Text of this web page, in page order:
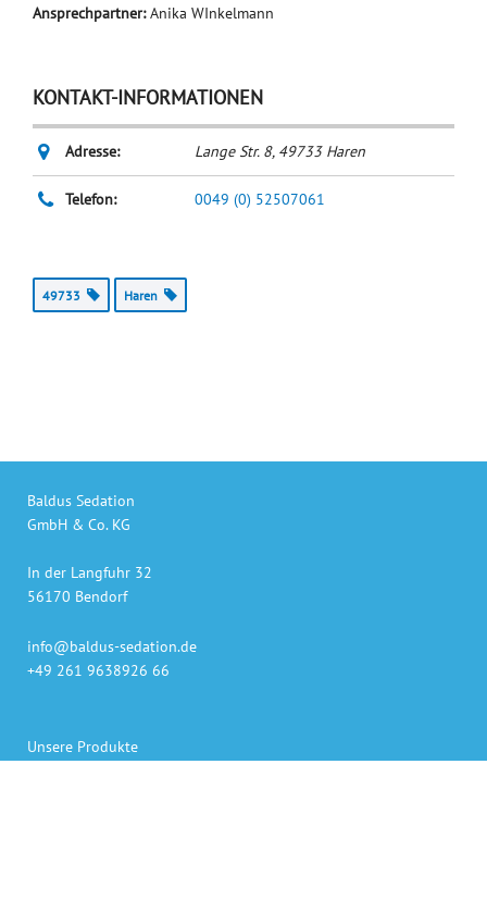
Ansprechpartner: Anika WInkelmann
KONTAKT-INFORMATIONEN
Adresse: Lange Str. 8, 49733Haren
Telefon: 0049 (0) 52507061
49733 Haren
Baldus Sedation
GmbH & Co. KG
In der Langfuhr 32
56170 Bendorf
info@baldus-sedation.de
+49 261 9638926 66
Unsere Produkte